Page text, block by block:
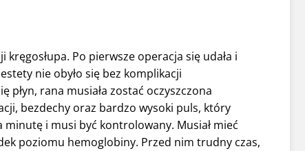
Po pierwsze operacja się udała i
nie obyło się bez komplikacji
płyn, rana musiała zostać oczyszczona
bezdechy oraz bardzo wysoki puls, który
i musi być kontrolowany. Musiał mieć
poziomu hemoglobiny. Przed nim trudny czas,